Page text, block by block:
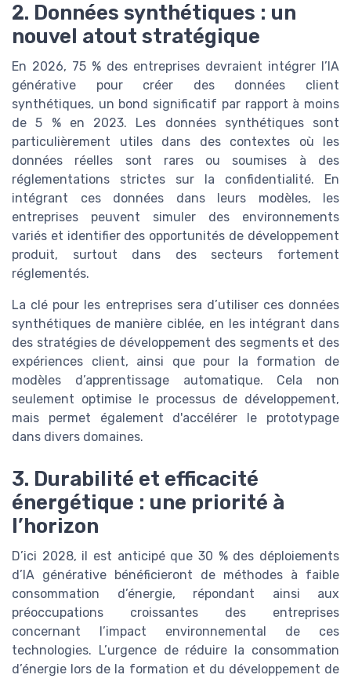
2. Données synthétiques : un
nouvel atout stratégique
En 2026, 75 % des entreprises devraient intégrer l’IA
générative pour créer des données client
synthétiques, un bond significatif par rapport à moins
de 5 % en 2023. Les données synthétiques sont
particulièrement utiles dans des contextes où les
données réelles sont rares ou soumises à des
réglementations strictes sur la confidentialité. En
intégrant ces données dans leurs modèles, les
entreprises peuvent simuler des environnements
variés et identifier des opportunités de développement
produit, surtout dans des secteurs fortement
réglementés.
La clé pour les entreprises sera d’utiliser ces données
synthétiques de manière ciblée, en les intégrant dans
des stratégies de développement des segments et des
expériences client, ainsi que pour la formation de
modèles d’apprentissage automatique. Cela non
seulement optimise le processus de développement,
mais permet également d'accélérer le prototypage
dans divers domaines.
3. Durabilité et efficacité
énergétique : une priorité à
l’horizon
D’ici 2028, il est anticipé que 30 % des déploiements
d’IA générative bénéficieront de méthodes à faible
consommation d’énergie, répondant ainsi aux
préoccupations croissantes des entreprises
concernant l’impact environnemental de ces
technologies. L’urgence de réduire la consommation
d’énergie lors de la formation et du développement de